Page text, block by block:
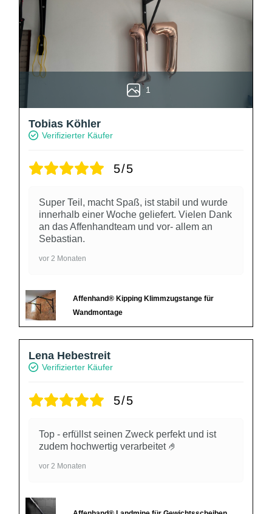
1
Tobias Köhler
Verifizierter Käufer
5/5
Super Teil, macht Spaß, ist stabil und wurde
innerhalb einer Woche geliefert. Vielen Dank
an das Affenhandteam und vor- allem an
Sebastian.
vor 2 Monaten
Affenhand® Kipping Klimmzugstange für
Wandmontage
Lena Hebestreit
Verifizierter Käufer
5/5
Top - erfüllst seinen Zweck perfekt und ist
zudem hochwertig verarbeitet 🤌
vor 2 Monaten